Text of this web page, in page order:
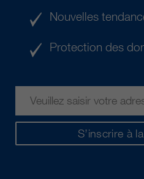
S’inscrire à
Nouvelles
Protection des